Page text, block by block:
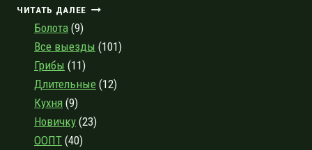
ЧИТАТЬ ДАЛЕЕ ПОЧТИ
К
ОЗЕРУ
Болота (9)
Все выезды (101)
Грибы (11)
Длительные (12)
Кухня (9)
Новичку (23)
ООПТ (40)